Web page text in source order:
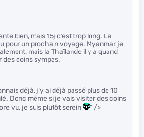
bien, mais 15j c’est trop long. Le
pour un prochain voyage. Myanmar je
mais la Thaïlande il y a quand
des coins sympas.
déjà, j’y ai déjà passé plus de 10
Donc même si je vais visiter des coins
vu, je suis plutôt serein
" />